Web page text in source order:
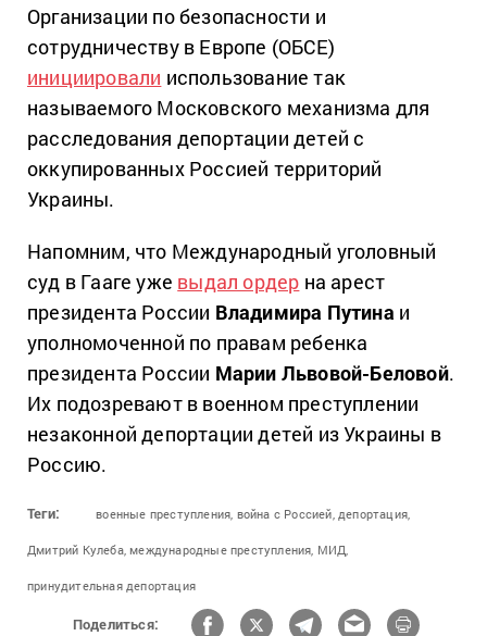
Организации по безопасности и
сотрудничеству в Европе (ОБСЕ)
инициировали использование так
называемого Московского механизма для
расследования депортации детей с
оккупированных Россией территорий
Украины.
Напомним, что Международный уголовный
суд в Гааге уже выдал ордер на арест
президента России Владимира Путина и
уполномоченной по правам ребенка
президента России Марии Львовой-Беловой.
Их подозревают в военном преступлении
незаконной депортации детей из Украины в
Россию.
Теги: военные преступления, война с Россией, депортация,
Дмитрий Кулеба, международные преступления, МИД,
принудительная депортация
Поделиться: